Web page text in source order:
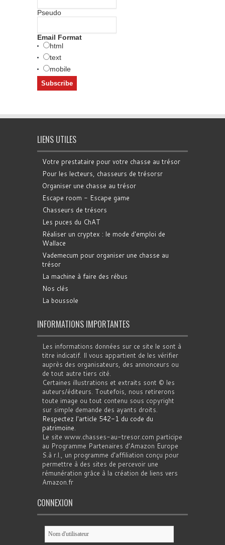
Pseudo
Email Format
html
text
mobile
LIENS UTILES
Votre prestataire pour votre chasse au trésor
Pour les lecteurs, chasseurs de trésorsr
Organiser une chasse au trésor
Escape room - Escape game
Chasseurs de trésors
Les puces du ChAT
Réaliser un cryptex : le mode d'emploi de
Wallace
Vademecum pour organiser une chasse au
trésor
La machine à faire des rébus
Nos clés
La boussole
INFORMATIONS IMPORTANTES
Les informations données sur ce site le sont à
titre indicatif. Il vous appartient de les vérifier
auprès des organisateurs, des annonceurs ou
de tout autre tiers cité.
Certaines illustrations et extraits sont © les
auteurs/éditeurs. Toutefois, nous retirerons
toute image ou tout contenu sous copyright
sur simple demande des ayants droits.
Respectez l'article 542-1 du code du
patrimoine.
Le site www.chasses-au-tresor.com participe
au Programme Partenaires d’Amazon Europe
S.à r.l., un programme d’affiliation conçu pour
permettre à des sites de percevoir une
rémunération grâce à la création de liens vers
Amazon.fr
CONNEXION